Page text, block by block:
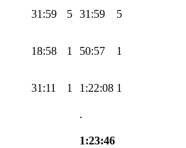
31:59 5 31:59 5
18:58 1 50:57 1
31:11 1 1:22:08 1
.
1:23:46